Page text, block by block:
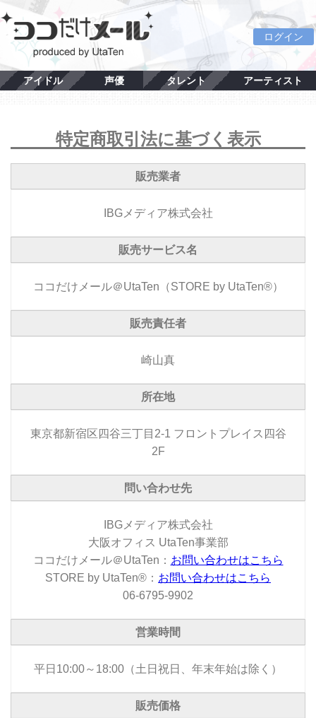
ログイン
アイドル 声優 タレント アーティスト
特定商取引法に基づく表示
販売業者
IBGメディア株式会社
販売サービス名
ココだけメール＠UtaTen（STORE by UtaTen®）
販売責任者
崎山真
所在地
東京都新宿区四谷三丁目2-1 フロントプレイス四谷
2F
問い合わせ先
IBGメディア株式会社
大阪オフィス UtaTen事業部
ココだけメール＠UtaTen： お問い合わせはこちら
STORE by UtaTen®： お問い合わせはこちら
06-6795-9902
営業時間
平日10:00～18:00（土日祝日、年末年始は除く）
販売価格